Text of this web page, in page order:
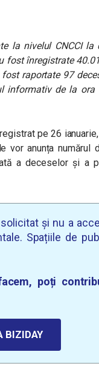
la nivelul CNCCI
fost înregistrate
fost raportate 97
informativ de la ora
pe 26
vor anunța
a deceselor și a
și nu a
Spațiile de
poți
BIZIDAY